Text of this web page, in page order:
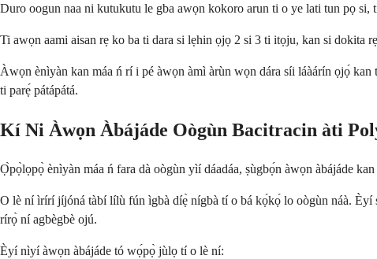
Duro oogun naa ni kutukutu le gba awọn kokoro arun ti o ye lati tun pọ
Ti awọn aami aisan rẹ ko ba ti dara si lẹhin ọjọ 2 si 3 ti itọju, kan si
Àwọn ènìyàn kan máa ń rí i pé àwọn àmì àrùn wọn dára síi láàárín ọjọ́
ti parẹ́ pátápátá.
Kí Ni Àwọn Àbájáde Oògùn Bacitracin àti
Ọ̀pọ̀lọpọ̀ ènìyàn máa ń fara dà oògùn yìí dáadáa, ṣùgbọ́n àwọn àbájáde
O lè ní ìrírí jíjóná tàbí lílù fún ìgbà díẹ̀ nígbà tí o bá kọ́kọ́ lo oògùn náà. Èyí
rírọ̀ ní agbègbè ojú.
Èyí nìyí àwọn àbájáde tó wọ́pọ̀ jùlọ tí o lè ní: